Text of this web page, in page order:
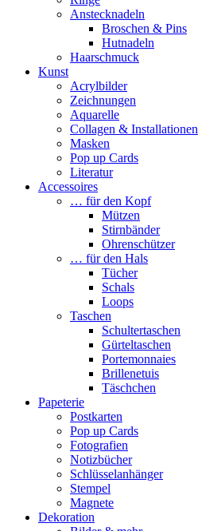
Anstecknadeln
Broschen & Pins
Hutnadeln
Haarschmuck
Kunst
Acrylbilder
Zeichnungen
Aquarelle
Collagen & Installationen
Masken
Pop up Cards
Literatur
Accessoires
… für den Kopf
Mützen
Stirnbänder
Ohrenschützer
… für den Hals
Tücher
Schals
Loops
Taschen
Schultertaschen
Gürteltaschen
Portemonnaies
Brillenetuis
Täschchen
Papeterie
Postkarten
Pop up Cards
Fotografien
Notizbücher
Schlüsselanhänger
Stempel
Magnete
Dekoration